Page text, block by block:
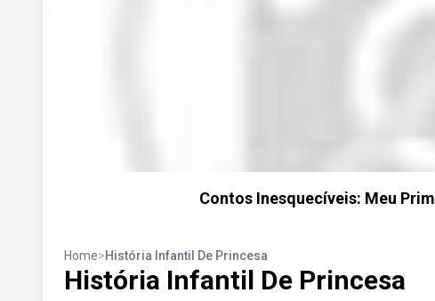
Contos Inesquecíveis: Meu
Home>História Infantil De Princesa
História Infantil De Princesa